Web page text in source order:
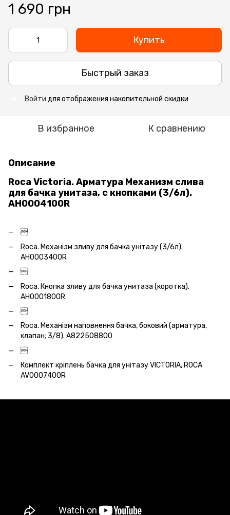
1 690 грн
Купить
Быстрый заказ
Войти для отображения накопительной скидки
В избранное К сравнению
Описание
Roca Victoria. Арматура Механизм слива
для бачка унитаза, с кнопками (3/6л).
AH0004100R

Roca. Механізм зливу для бачка унітазу (3/6л).
AH0003400R

Roca. Кнопка зливу для бачка унитаза (коротка).
AH0001800R

Roca. Механізм наповнення бачка, боковий (арматура,
клапан; 3/8). A822508800

Комплект кріплень бачка для унітазу VICTORIA, ROCA
AV0007400R